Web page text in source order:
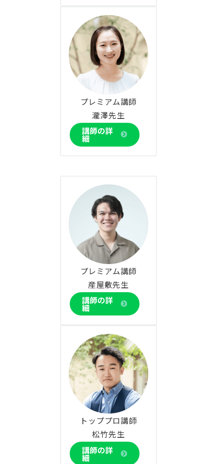
プレミアム講師
瀧澤先生
講師の詳
細
プレミアム講師
産屋敷先生
講師の詳
細
トッププロ講師
松竹先生
講師の詳
細